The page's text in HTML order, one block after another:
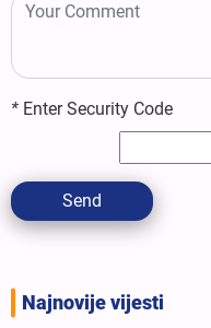
* Enter Security Code
Send
Najnovije vijesti